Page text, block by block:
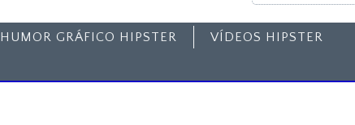
HUMOR GRÁFICO HIPSTER
VÍDEOS HIPSTER